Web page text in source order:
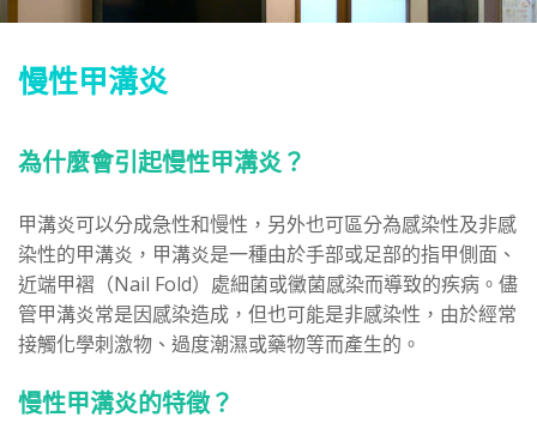
慢性甲溝炎
為什麼會引起慢性甲溝炎？
甲溝炎可以分成急性和慢性，另外也可區分為感染性及非感
染性的甲溝炎，甲溝炎是一種由於手部或足部的指甲側面、
近端甲褶（Nail Fold）處細菌或黴菌感染而導致的疾病。儘
管甲溝炎常是因感染造成，但也可能是非感染性，由於經常
接觸化學刺激物、過度潮濕或藥物等而產生的。
慢性甲溝炎的特徵？